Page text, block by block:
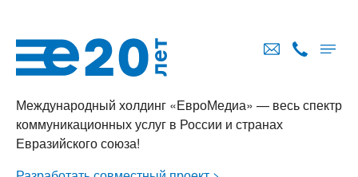
Международный холдинг «ЕвроМедиа» — весь спектр
коммуникационных услуг в России и странах
Евразийского союза!